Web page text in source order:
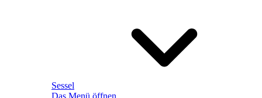
Sessel
Das Menü öffnen